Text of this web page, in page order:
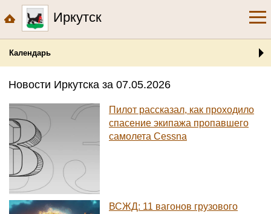
Иркутск
Календарь
Новости Иркутска за 07.05.2026
Пилот рассказал, как проходило
спасение экипажа пропавшего
самолета Cessna
ВСЖД: 11 вагонов грузового